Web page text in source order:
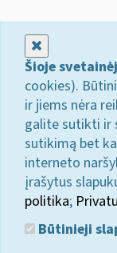
Šioje
cookies).
ir jiems nėra
galite sutikti ir
sutikimą bet
interneto
įrašytus
politika;
Būtinieji